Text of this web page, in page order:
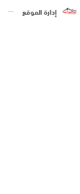
إدارة الموقع